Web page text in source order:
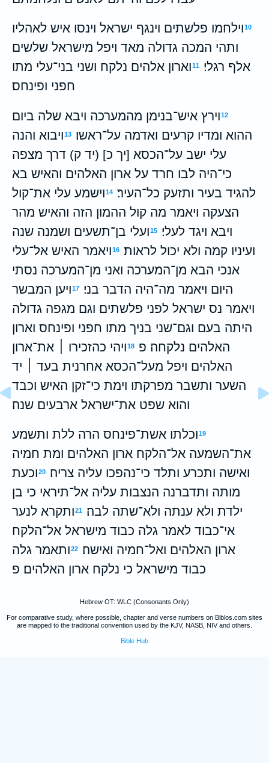
10וילחמו פלשתים וינגף ישראל וינסו איש לאהליו
ותהי המכה גדולה מאד ויפל מישראל שלשים
אלף רגלי׃
11וארון אלהים נלקח ושני בני־עלי מתו
חפני ופינחס׃
12וירץ איש־בנימן מהמערכה ויבא שלה ביום
ההוא ומדיו קרעים ואדמה על־ראשו׃
13ויבוא והנה
עלי ישב על־הכסא [יך כ] (יד ק) דרך מצפה
כי־היה לבו חרד על ארון האלהים והאיש בא
להגיד בעיר ותזעק כל־העיר׃ 14וישמע עלי את־קול
הצעקה ויאמר מה קול ההמון הזה והאיש מהר
ויבא ויגד לעלי׃
15ועלי בן־תשעים ושמנה שנה
ועיניו קמה ולא יכול לראות׃ 16ויאמר האיש אל־עלי
אנכי הבא מן־המערכה ואני מן־המערכה נסתי
היום ויאמר מה־היה הדבר בני׃
17ויען המבשר
ויאמר נס ישראל לפני פלשתים וגם מגפה גדולה
היתה בעם וגם־שני בניך מתו חפני ופינחס וארון
האלהים נלקחה׃ פ
18ויהי כהזכירו ׀ את־ארון
האלהים ויפל מעל־הכסא אחרנית בעד ׀ יד
השער ותשבר מפרקתו וימת כי־זקן האיש וכבד
והוא שפט את־ישראל ארבעים שנה׃
19וכלתו אשת־פינחס הרה ללת ותשמע
את־השמעה אל־הלקח ארון האלהים ומת חמיה
ואישה ותכרע ותלד כי־נהפכו עליה צריה׃
20וכעת
מותה ותדברנה הנצבות עליה אל־תיראי כי בן
ילדת ולא ענתה ולא־שתה לבה׃
21ותקרא לנער
אי־כבוד לאמר גלה כבוד מישראל אל־הלקח
ארון האלהים ואל־חמיה ואישה׃
22ותאמר גלה
כבוד מישראל כי נלקח ארון האלהים׃ פ
Hebrew OT: WLC (Consonants Only)
For comparative study, where possible, chapter and verse numbers on Biblos.com sites
are mapped to the traditional convention used by the KJV, NASB, NIV and others.
Bible Hub